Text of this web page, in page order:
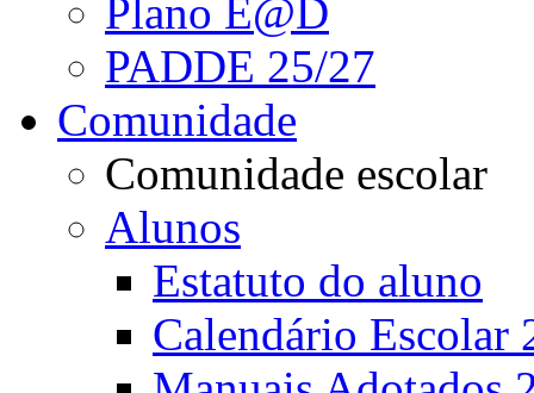
Plano E@D
PADDE 25/27
Comunidade
Comunidade escolar
Alunos
Estatuto do aluno
Calendário Escolar